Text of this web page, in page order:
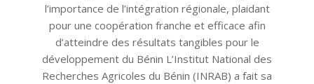
l’importance de l’intégration régionale, plaidant
pour une coopération franche et efficace afin
d’atteindre des résultats tangibles pour le
développement du Bénin L’Institut National des
Recherches Agricoles du Bénin (INRAB) a fait sa